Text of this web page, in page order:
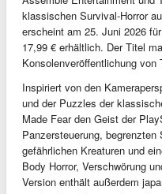
klassischen Survival-Horror
erscheint am 25. Juni 2026
17,99 € erhältlich. Der Titel
Konsolenveröffentlichung von
Inspiriert von den
und der Puzzles der
Made Fear den Geist der
Panzersteuerung,
gefährlichen Kreaturen und
Body Horror, Verschwörung
Version enthält außerdem